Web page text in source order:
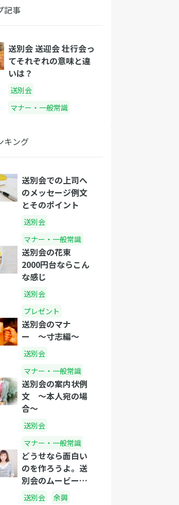
記事
送別会 送迎会 壮行会っ
てそれぞれの意味と違
いは？
送別会
マナー・一般常識
キング
送別会での上司へ
のメッセージ例文
とそのポイント
送別会
マナー・一般常識
送別会の花束
2000円台ならこん
な感じ
送別会
プレゼント
送別会のマナ
ー 〜寸志編〜
送別会
マナー・一般常識
送別会の案内状例
文 〜本人宛の場
合〜
送別会
マナー・一般常識
どうせなら面白い
のを作ろうよ。送
別会のムービーで
使えるネタ３選
送別会 余興